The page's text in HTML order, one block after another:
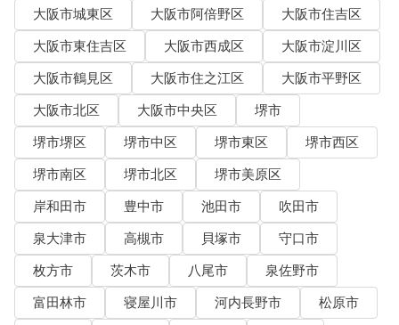
大阪市城東区
大阪市阿倍野区
大阪市住吉区
大阪市東住吉区
大阪市西成区
大阪市淀川区
大阪市鶴見区
大阪市住之江区
大阪市平野区
大阪市北区
大阪市中央区
堺市
堺市堺区
堺市中区 堺市東区
堺市西区
堺市南区
堺市北区
堺市美原区
岸和田市
豊中市 池田市
吹田市
泉大津市
高槻市 貝塚市
守口市
枚方市
茨木市 八尾市
泉佐野市
富田林市
寝屋川市 河内長野市
松原市